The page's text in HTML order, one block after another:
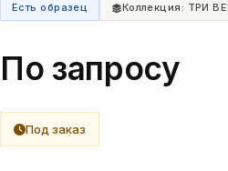
Есть образец Коллекция: ТРИ
По запросу
Под заказ